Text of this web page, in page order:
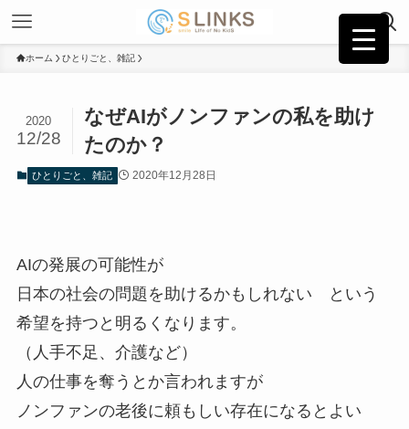
ホーム ひとりごと、雑記
なぜAIがノンファンの私を助け
たのか？
2020
12/28
ひとりごと、雑記 2020年12月28日
AIの発展の可能性が
日本の社会の問題を助けるかもしれない という
希望を持つと明るくなります。
（人手不足、介護など）
人の仕事を奪うとか言われますが
ノンファンの老後に頼もしい存在になるとよい